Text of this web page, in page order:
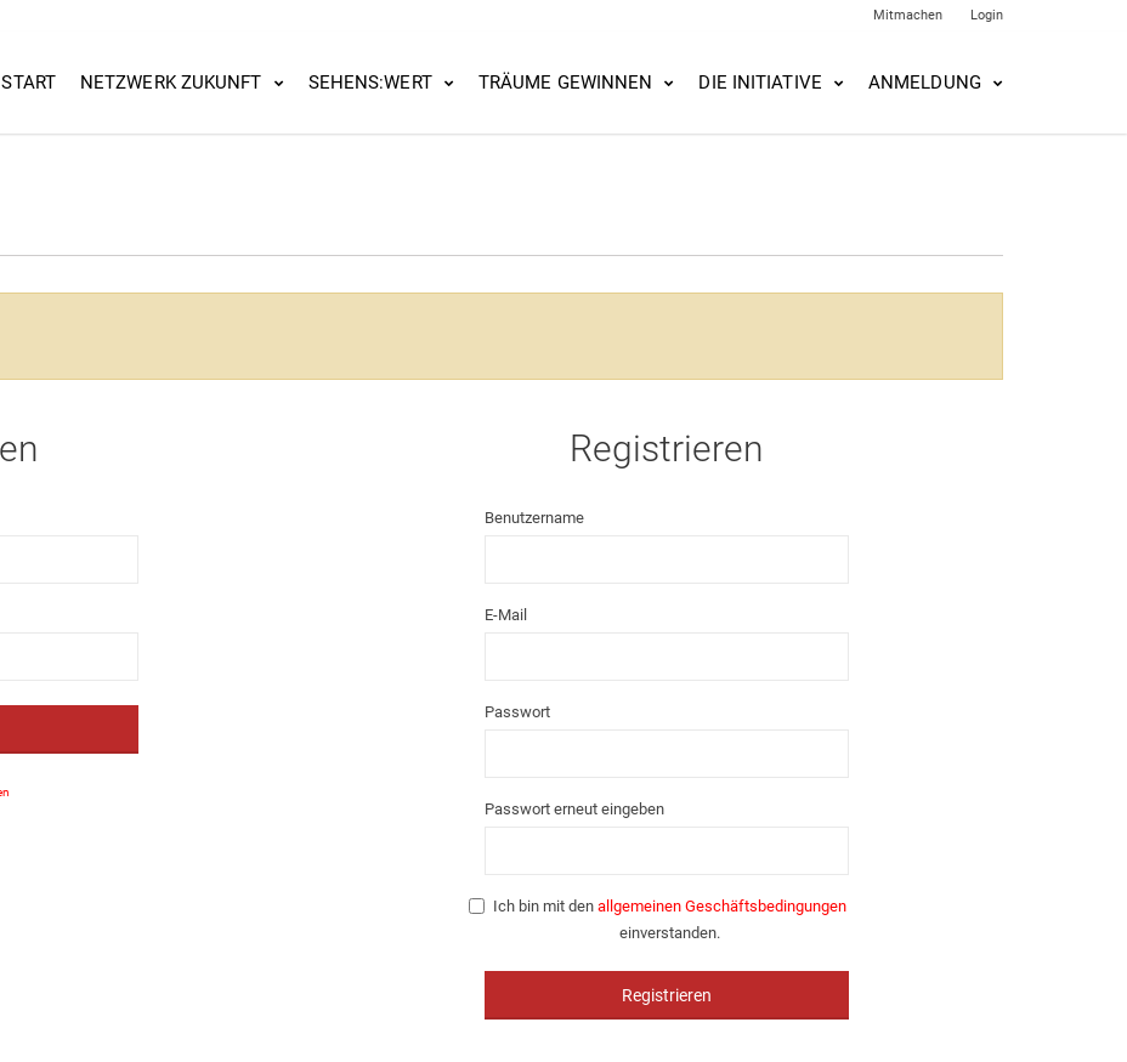
Mitmachen Login
START NETZWERK ZUKUNFT SEHENS:WERT TRÄUME GEWINNEN DIE INITIATIVE ANMELDUNG
Registrieren
Benutzername
E-Mail
Passwort
Passwort erneut eingeben
Ich bin mit den allgemeinen Geschäftsbedingungen
einverstanden.
Registrieren